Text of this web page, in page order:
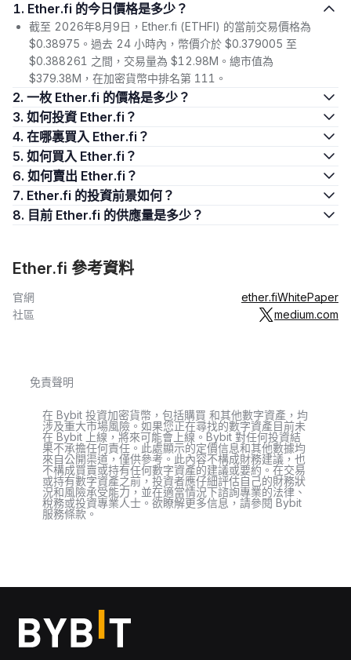
1. Ether.fi 的今日價格是多少？
截至 2026年8月9日，Ether.fi (ETHFI) 的當前交易價格為
$0.38975。過去 24 小時內，幣價介於 $0.379005 至
$0.388261 之間，交易量為 $12.98M。總市值為
$379.38M，在加密貨幣中排名第 111。
2. 一枚 Ether.fi 的價格是多少？
3. 如何投資 Ether.fi？
4. 在哪裏買入 Ether.fi？
5. 如何買入 Ether.fi？
6. 如何賣出 Ether.fi？
7. Ether.fi 的投資前景如何？
8. 目前 Ether.fi 的供應量是多少？
Ether.fi 參考資料
官網 ether.fiWhitePaper
社區
medium.com
免責聲明
在 Bybit 投資加密貨幣，包括購買 和其他數字資產，均
涉及重大市場風險。如果您正在尋找的數字資產目前未
在 Bybit 上線，將來可能會上線。Bybit 對任何投資結
果不承擔任何責任。此處顯示的定價信息和其他數據均
來自公開渠道，僅供參考。此內容不構成財務建議，也
不構成買賣或持有任何數字資產的建議或要約。在交易
或持有數字資產之前，投資者應仔細評估自己的財務狀
況和風險承受能力，並在適當情況下諮詢專業的法律、
稅務或投資專業人士。欲瞭解更多信息，請參閱 Bybit
服務條款。